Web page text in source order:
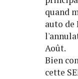
quand
auto de
Août.
Bien
cette